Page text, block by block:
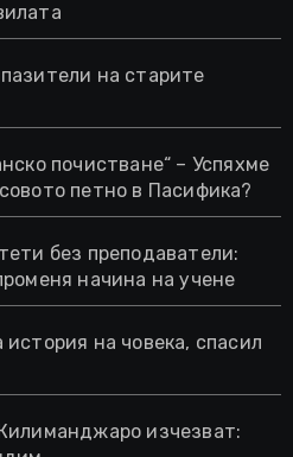
на старите
почистване“ – Успяхме
петно в Пасифика?
без преподаватели:
начина на учене
на човека, спасил
изчезват: